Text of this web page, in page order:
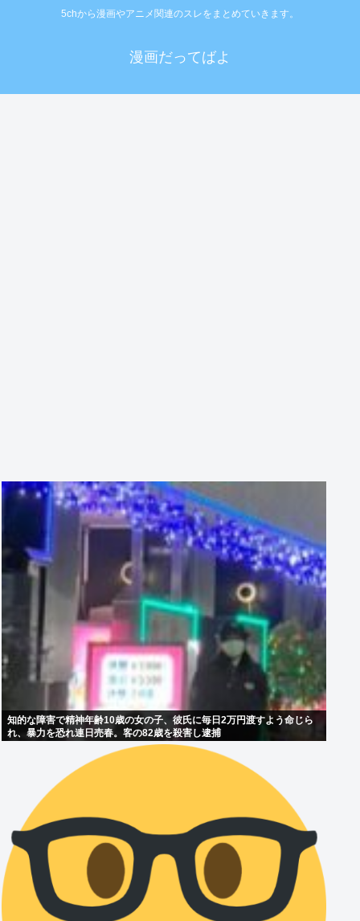
5chから漫画やアニメ関連のスレをまとめていきます。
漫画だってばよ
知的な障害で精神年齢10歳の女の子、彼氏に毎日2万円渡すよう命じら
れ、暴力を恐れ連日売春。客の82歳を殺害し逮捕